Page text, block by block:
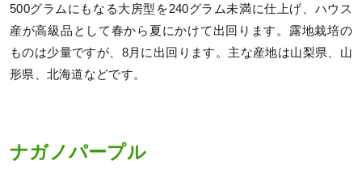
500グラムにもなる大房型を240グラム未満に仕上げ、ハウス
産が高級品として春から夏にかけて出回ります。露地栽培の
ものは少量ですが、8月に出回ります。主な産地は山梨県、山
形県、北海道などです。
ナガノパープル